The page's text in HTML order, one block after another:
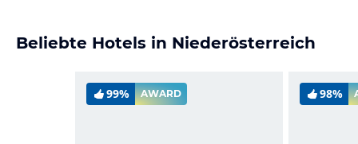
Beliebte Hotels in Niederösterreich
99% AWARD 98%